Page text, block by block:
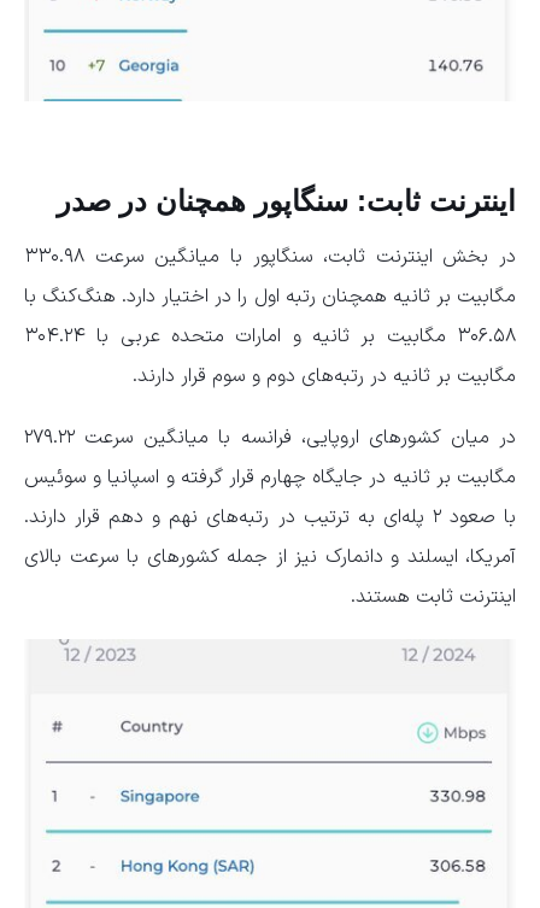
اینترنت ثابت: سنگاپور همچنان در صدر
در بخش اینترنت ثابت، سنگاپور با میانگین سرعت ۳۳۰.۹۸
مگابیت بر ثانیه همچنان رتبه اول را در اختیار دارد. هنگ‌کنگ با
۳۰۶.۵۸ مگابیت بر ثانیه و امارات متحده عربی با ۳۰۴.۲۴
مگابیت بر ثانیه در رتبه‌های دوم و سوم قرار دارند.
در میان کشورهای اروپایی، فرانسه با میانگین سرعت ۲۷۹.۲۲
مگابیت بر ثانیه در جایگاه چهارم قرار گرفته و اسپانیا و سوئیس
با صعود ۲ پله‌ای به ترتیب در رتبه‌های نهم و دهم قرار دارند.
آمریکا، ایسلند و دانمارک نیز از جمله کشورهای با سرعت بالای
اینترنت ثابت هستند.